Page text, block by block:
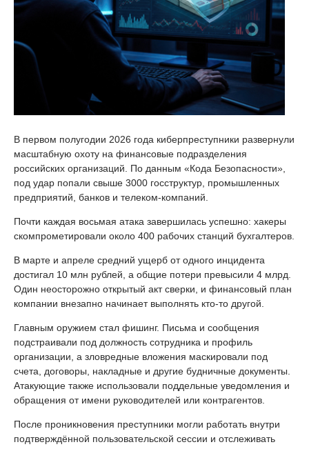
В первом полугодии 2026 года киберпреступники развернули
масштабную охоту на финансовые подразделения
российских организаций. По данным «Кода Безопасности»,
под удар попали свыше 3000 госструктур, промышленных
предприятий, банков и телеком-компаний.
Почти каждая восьмая атака завершилась успешно: хакеры
скомпрометировали около 400 рабочих станций бухгалтеров.
В марте и апреле средний ущерб от одного инцидента
достигал 10 млн рублей, а общие потери превысили 4 млрд.
Один неосторожно открытый акт сверки, и финансовый план
компании внезапно начинает выполнять кто-то другой.
Главным оружием стал фишинг. Письма и сообщения
подстраивали под должность сотрудника и профиль
организации, а зловредные вложения маскировали под
счета, договоры, накладные и другие будничные документы.
Атакующие также использовали поддельные уведомления и
обращения от имени руководителей или контрагентов.
После проникновения преступники могли работать внутри
подтверждённой пользовательской сессии и отслеживать